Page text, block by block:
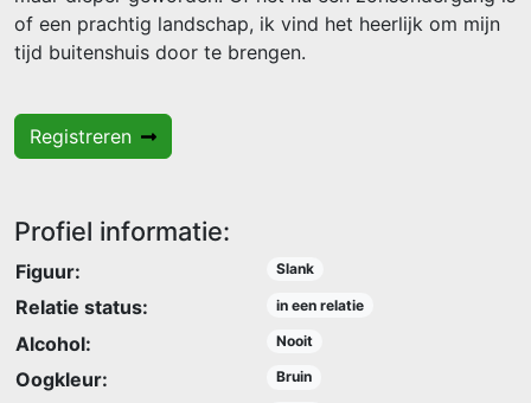
of een prachtig landschap, ik vind het heerlijk om mijn
tijd buitenshuis door te brengen.
Registreren
Profiel informatie:
Figuur: Slank
Relatie status: in een relatie
Alcohol: Nooit
Oogkleur: Bruin